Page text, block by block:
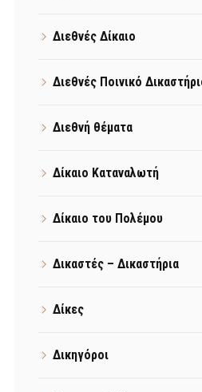
Διεθνές Δίκαιο
Διεθνές Ποινικό
Διεθνή θέματα
Δίκαιο Καταναλωτή
Δίκαιο του Πολέμου
Δικαστές – Δικαστήρια
Δίκες
Δικηγόροι